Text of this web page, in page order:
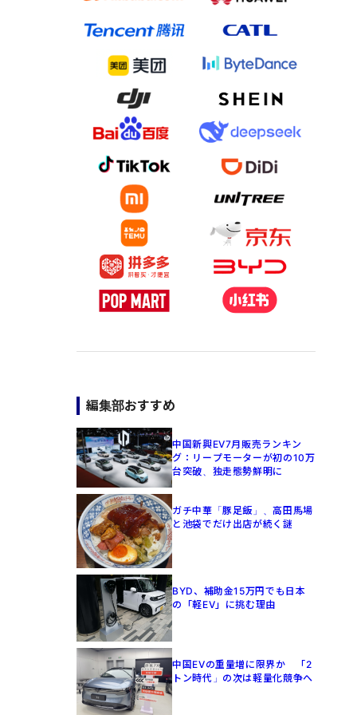
編集部おすすめ
中国新興EV7月販売ランキン
グ：リープモーターが初の10万
台突破、独走態勢鮮明に
ガチ中華「豚足飯」、高田馬場
と池袋でだけ出店が続く謎
BYD、補助金15万円でも日本
の「軽EV」に挑む理由
中国EVの重量増に限界か 「2
トン時代」の次は軽量化競争へ